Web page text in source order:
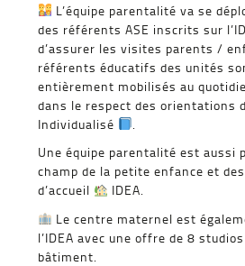
L’équipe parentalité va se
des référents ASE inscrits sur
d’assurer les visites parents /
référents éducatifs des unités
entièrement mobilisés au
dans le respect des orientations
Individualisé
.
Une équipe parentalité est aussi
champ de la petite enfance et
d’accueil
IDEA.
Le centre maternel est
l’IDEA avec une offre de 8
bâtiment.